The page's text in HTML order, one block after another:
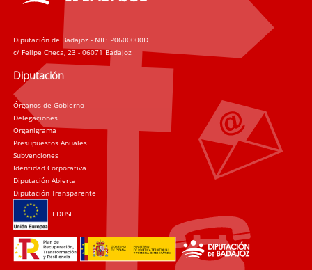
Diputación de Badajoz - NIF: P0600000D
c/ Felipe Checa, 23 - 06071 Badajoz
Diputación
Órganos de Gobierno
Delegaciones
Organigrama
Presupuestos Anuales
Subvenciones
Identidad Corporativa
Diputación Abierta
Diputación Transparente
EDUSI